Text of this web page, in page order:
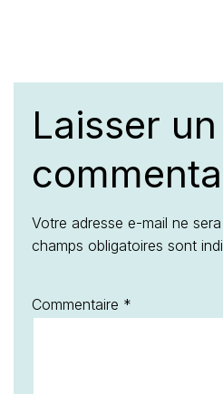
Laisser un
Votre adresse e-mail ne
champs obligatoires sont
Commentaire *